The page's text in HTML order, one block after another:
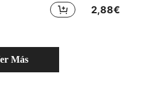
2,88€
Más